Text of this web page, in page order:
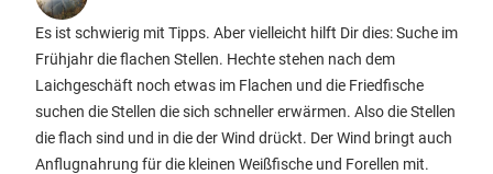
Es ist schwierig mit Tipps. Aber vielleicht hilft Dir dies: Suche im
Frühjahr die flachen Stellen. Hechte stehen nach dem
Laichgeschäft noch etwas im Flachen und die Friedfische
suchen die Stellen die sich schneller erwärmen. Also die Stellen
die flach sind und in die der Wind drückt. Der Wind bringt auch
Anflugnahrung für die kleinen Weißfische und Forellen mit.